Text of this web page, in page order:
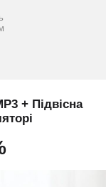
+ Підвісна